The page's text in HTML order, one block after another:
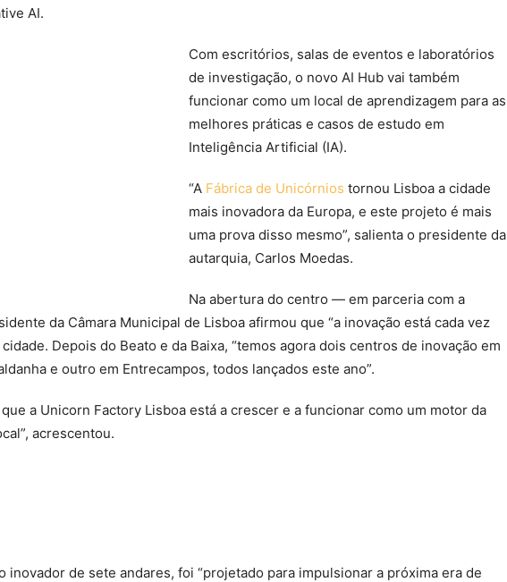
AI.
Com escritórios, salas de eventos e laboratórios
de investigação, o novo AI Hub vai também
funcionar como um local de aprendizagem para as
melhores práticas e casos de estudo em
Inteligência Artificial (IA).
“A Fábrica de Unicórnios tornou Lisboa a cidade
mais inovadora da Europa, e este projeto é mais
uma prova disso mesmo”, salienta o presidente da
autarquia, Carlos Moedas.
Na abertura do centro — em parceria com a
da Câmara Municipal de Lisboa afirmou que “a inovação está cada vez
Depois do Beato e da Baixa, “temos agora dois centros de inovação em
e outro em Entrecampos, todos lançados este ano”.
que a Unicorn Factory Lisboa está a crescer e a funcionar como um motor da
acrescentou.
inovador de sete andares, foi “projetado para impulsionar a próxima era de